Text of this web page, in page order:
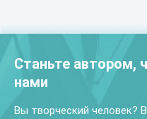
Станьте автором,
нами
Вы творческий человек?